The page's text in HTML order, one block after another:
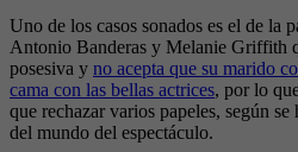
Uno de los casos sonados es el de la
Antonio Banderas y Melanie Griffith
posesiva y no acepta que su marido
cama con las bellas actrices, por lo
que rechazar varios papeles, según
del mundo del espectáculo.